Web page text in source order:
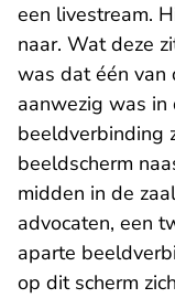
een livestream.
naar. Wat deze
was dat één van
aanwezig was in
beeldverbinding
beeldscherm
midden in de
advocaten, een
aparte
op dit scherm